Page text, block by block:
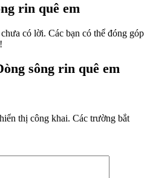
rin quê em
có lời. Các bạn có thể đóng góp
sông rin quê em
thị công khai. Các trường bắt